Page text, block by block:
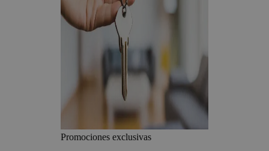
Promociones exclusivas